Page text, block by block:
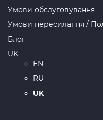
Умови обслуговування
Умови пересилання /
Блог
UK
EN
RU
UK